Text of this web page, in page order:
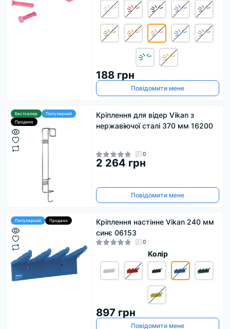
188 грн
Повідомити мене
Бестселер
Популярний
Продано
Кріплення для відер Vikan з
нержавіючої сталі 370 мм 16200
0
2 264 грн
Повідомити мене
Популярний Продано
Кріплення настінне Vikan 240 мм
синє 06153
0
Колір
897 грн
Повідомити мене